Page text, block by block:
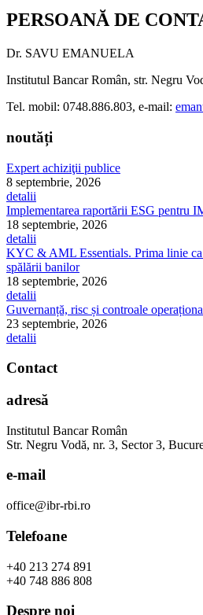
PERSOANĂ DE
Dr. SAVU EMANUELA
Institutul Bancar Român, str. Negru
Tel. mobil: 0748.886.803, e-mail:
noutăți
Expert achiziţii publice
8 septembrie, 2026
detalii
Implementarea raportării ESG pentru
18 septembrie, 2026
detalii
KYC & AML Essentials. Prima linie
spălării banilor
18 septembrie, 2026
detalii
Guvernanță, risc și controale
23 septembrie, 2026
detalii
Contact
adresă
Institutul Bancar Român
Str. Negru Vodă, nr. 3, Sector 3,
e-mail
office@ibr-rbi.ro
Telefoane
+40 213 274 891
+40 748 886 808
Despre noi